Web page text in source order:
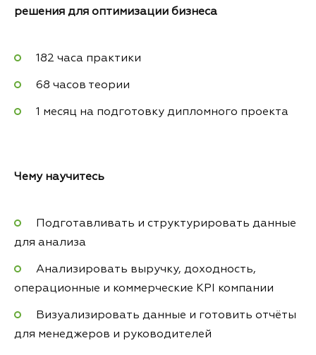
решения для оптимизации бизнеса
182 часа практики
68 часов теории
1 месяц на подготовку дипломного проекта
Чемунаучитесь
Подготавливать и структурировать данные
для анализа
Анализировать выручку, доходность,
операционные и коммерческие KPI компании
Визуализировать данные и готовить отчёты
для менеджеров и руководителей